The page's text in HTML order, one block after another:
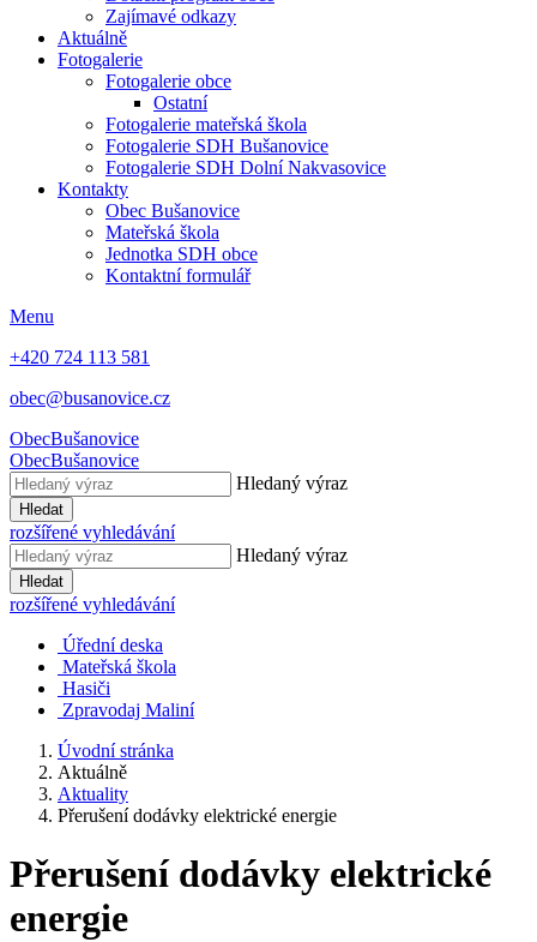
Zajímavé odkazy
Aktuálně
Fotogalerie
Fotogalerie obce
Ostatní
Fotogalerie mateřská škola
Fotogalerie SDH Bušanovice
Fotogalerie SDH Dolní Nakvasovice
Kontakty
Obec Bušanovice
Mateřská škola
Jednotka SDH obce
Kontaktní formulář
Menu
+420 724 113 581
obec@busanovice.cz
ObecBušanovice
ObecBušanovice
Hledaný výraz
Hledat
rozšířené vyhledávání
Hledaný výraz
Hledat
rozšířené vyhledávání
Úřední deska
Mateřská škola
Hasiči
Zpravodaj Maliní
Úvodní stránka
Aktuálně
Aktuality
Přerušení dodávky elektrické energie
Přerušení dodávky elektrické
energie